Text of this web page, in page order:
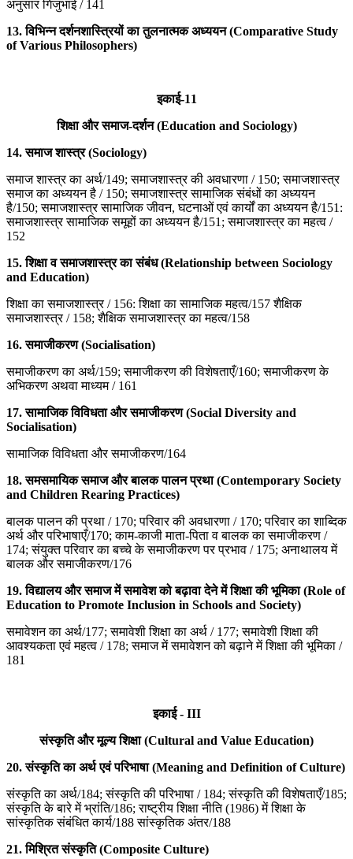
अनुसार गिजुभाई / 141
13.विभिन्न दर्शनशास्त्रियों का तुलनात्मक अध्ययन (Comparative Study
of Various Philosophers)
इकाई-11
शिक्षा और समाज-दर्शन (Education and Sociology)
14.समाज शास्त्र (Sociology)
समाज शास्त्र का अर्थ/149; समाजशास्त्र की अवधारणा / 150; समाजशास्त्र
समाज का अध्ययन है / 150; समाजशास्त्र सामाजिक संबंधों का अध्ययन
है/150; समाजशास्त्र सामाजिक जीवन, घटनाओं एवं कार्यों का अध्ययन है/151:
समाजशास्त्र सामाजिक समूहों का अध्ययन है/151; समाजशास्त्र का महत्व /
152
15.शिक्षा व समाजशास्त्र का संबंध(Relationship between Sociology
and Education)
शिक्षा का समाजशास्त्र / 156: शिक्षा का सामाजिक महत्व/157 शैक्षिक
समाजशास्त्र / 158; शैक्षिक समाजशास्त्र का महत्व/158
16.समाजीकरण (Socialisation)
समाजीकरण का अर्थ/159; समाजीकरण की विशेषताएँ/160; समाजीकरण के
अभिकरण अथवा माध्यम / 161
17.सामाजिक विविधता और समाजीकरण (Social Diversity and
Socialisation)
सामाजिक विविधता और समाजीकरण/164
18.समसमायिक समाज और बालक पालन प्रथा (Contemporary Society
and Children Rearing Practices)
बालक पालन की प्रथा / 170; परिवार की अवधारणा / 170; परिवार का शाब्दिक
अर्थ और परिभाषाएँ/170; काम-काजी माता-पिता व बालक का समाजीकरण /
174; संयुक्त परिवार का बच्चे के समाजीकरण पर प्रभाव / 175; अनाथालय में
बालक और समाजीकरण/176
19.विद्यालय और समाज में समावेश को बढ़ावा देने में शिक्षा की भूमिका (Role of
Education to Promote Inclusion in Schools and Society)
समावेशन का अर्थ/177; समावेशी शिक्षा का अर्थ / 177; समावेशी शिक्षा की
आवश्यकता एवं महत्व / 178; समाज में समावेशन को बढ़ाने में शिक्षा की भूमिका /
181
इकाई - III
संस्कृति और मूल्य शिक्षा(Cultural and Value Education)
20. संस्कृति का अर्थ एवं परिभाषा (Meaning and Definition of Culture)
संस्कृति का अर्थ/184; संस्कृति की परिभाषा / 184; संस्कृति की विशेषताएँ/185;
संस्कृति के बारे में भ्रांति/186; राष्ट्रीय शिक्षा नीति (1986) में शिक्षा के
सांस्कृतिक संबंधित कार्य/188 सांस्कृतिक अंतर/188
21.मिश्रित संस्कृति (Composite Culture)